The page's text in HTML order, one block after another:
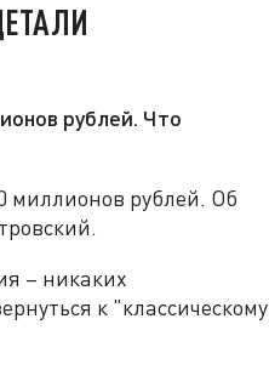
рублей. Что
миллионов рублей. Об
– никаких
к "классическому